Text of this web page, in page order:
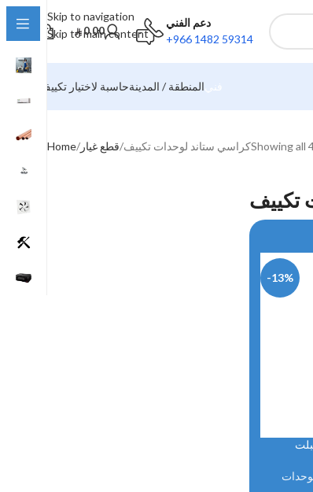
Skip to navigation
Skip to main content
0.00
دعم الفني
+966 1482 59314
حاسبة لاختيار تكييفالمنطقة / المدينةفني
Home قطع غيار كراسي ستاند لوحدات تكييفShowing all
تكييف
-13%